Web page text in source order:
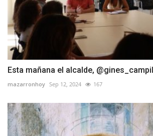
Esta mañana el alcalde,
mazarronhoy Sep 12, 2024 167